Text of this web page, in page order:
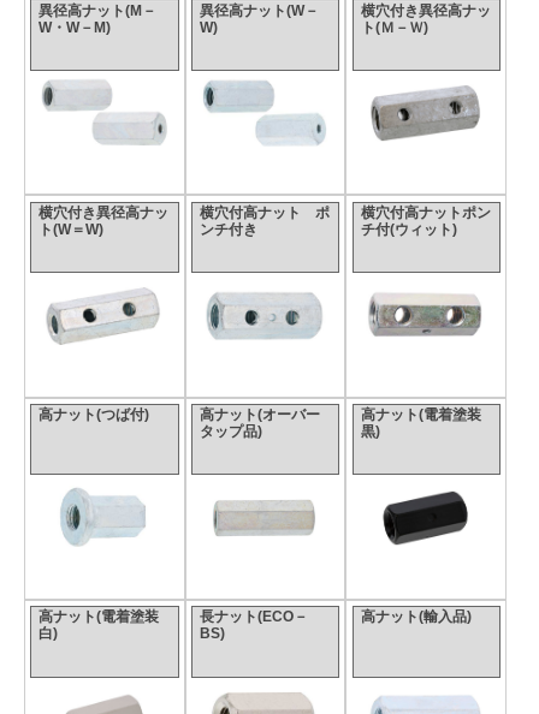
異径高ナット(M－
W・W－M)
異径高ナット(W－
W)
横穴付き異径高ナッ
ト(Ｍ－Ｗ)
横穴付き異径高ナッ
ト(W＝W)
横穴付高ナット ポ
ンチ付き
横穴付高ナットポン
チ付(ウィット)
高ナット(つば付)
高ナット(オーバー
タップ品)
高ナット(電着塗装
黒)
高ナット(電着塗装
白)
長ナット(ECO－
BS)
高ナット(輸入品)